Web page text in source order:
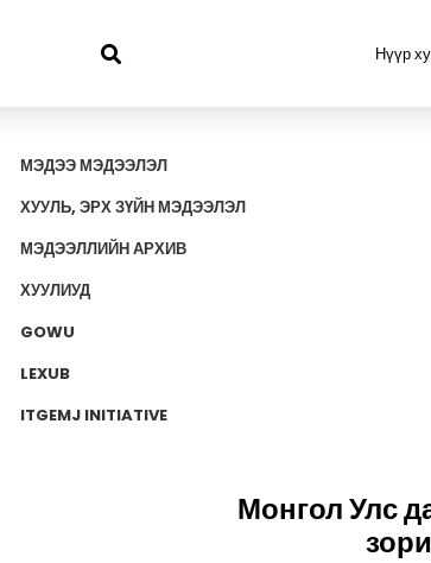
Нүүр
МЭДЭЭ МЭДЭЭЛЭЛ
ХУУЛЬ, ЭРХ ЗҮЙН МЭДЭЭЛЭЛ
МЭДЭЭЛЛИЙН АРХИВ
ХУУЛИУД
GOWU
LEXUB
ITGEMJ INITIATIVE
Монгол Улс